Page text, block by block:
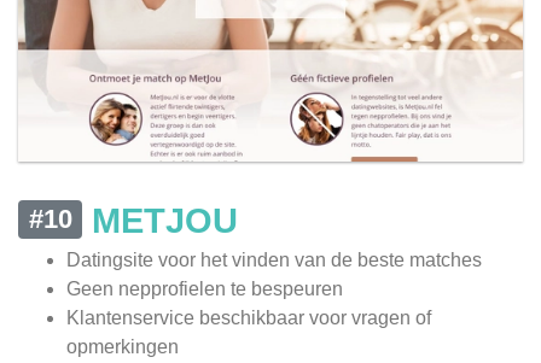
#10 METJOU
Datingsite voor het vinden van de beste matches
Geen nepprofielen te bespeuren
Klantenservice beschikbaar voor vragen of
opmerkingen